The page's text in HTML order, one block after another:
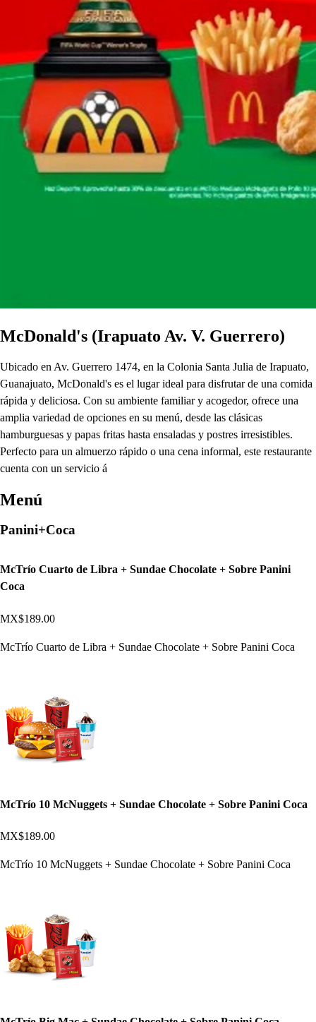
McDonald's (Irapuato Av. V. Guerrero)
Ubicado en Av. Guerrero 1474, en la Colonia Santa Julia de Irapuato,
Guanajuato, McDonald's es el lugar ideal para disfrutar de una comida
rápida y deliciosa. Con su ambiente familiar y acogedor, ofrece una
amplia variedad de opciones en su menú, desde las clásicas
hamburguesas y papas fritas hasta ensaladas y postres irresistibles.
Perfecto para un almuerzo rápido o una cena informal, este restaurante
cuenta con un servicio á
Menú
Panini+Coca
McTrío Cuarto de Libra + Sundae Chocolate + Sobre Panini
Coca
MX$189.00
McTrío Cuarto de Libra + Sundae Chocolate + Sobre Panini Coca
McTrío 10 McNuggets + Sundae Chocolate + Sobre Panini Coca
MX$189.00
McTrío 10 McNuggets + Sundae Chocolate + Sobre Panini Coca